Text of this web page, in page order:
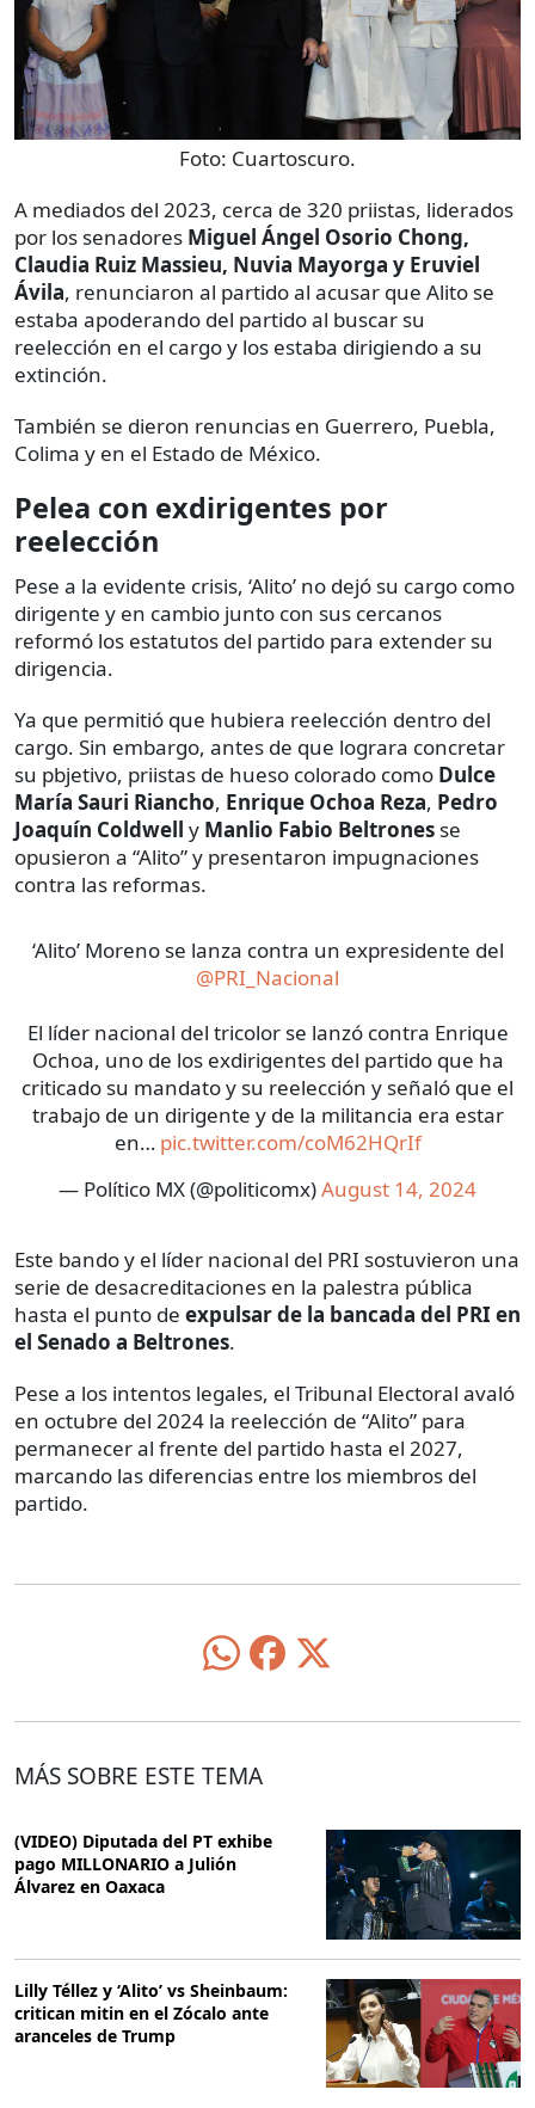
Foto: Cuartoscuro.
A mediados del 2023, cerca de 320 priistas, liderados
por los senadores Miguel Ángel Osorio Chong,
Claudia Ruiz Massieu, Nuvia Mayorga y Eruviel
Ávila, renunciaron al partido al acusar que Alito se
estaba apoderando del partido al buscar su
reelección en el cargo y los estaba dirigiendo a su
extinción.
También se dieron renuncias en Guerrero, Puebla,
Colima y en el Estado de México.
Pelea con exdirigentes por
reelección
Pese a la evidente crisis, ‘Alito’ no dejó su cargo como
dirigente y en cambio junto con sus cercanos
reformó los estatutos del partido para extender su
dirigencia.
Ya que permitió que hubiera reelección dentro del
cargo. Sin embargo, antes de que lograra concretar
su pbjetivo, priistas de hueso colorado como Dulce
María Sauri Riancho, Enrique Ochoa Reza, Pedro
Joaquín Coldwell y Manlio Fabio Beltrones se
opusieron a “Alito” y presentaron impugnaciones
contra las reformas.
‘Alito’ Moreno se lanza contra un expresidente del
@PRI_Nacional
El líder nacional del tricolor se lanzó contra Enrique
Ochoa, uno de los exdirigentes del partido que ha
criticado su mandato y su reelección y señaló que el
trabajo de un dirigente y de la militancia era estar
en… pic.twitter.com/coM62HQrIf
— Político MX (@politicomx)August 14, 2024
Este bando y el líder nacional del PRI sostuvieron una
serie de desacreditaciones en la palestra pública
hasta el punto de expulsar de la bancada del PRI en
el Senado a Beltrones.
Pese a los intentos legales, el Tribunal Electoral avaló
en octubre del 2024 la reelección de “Alito” para
permanecer al frente del partido hasta el 2027,
marcando las diferencias entre los miembros del
partido.
MÁS SOBRE ESTE TEMA
(VIDEO) Diputada del PT exhibe
pago MILLONARIO a Julión
Álvarez en Oaxaca
Lilly Téllez y ‘Alito’ vs Sheinbaum:
critican mitin en el Zócalo ante
aranceles de Trump